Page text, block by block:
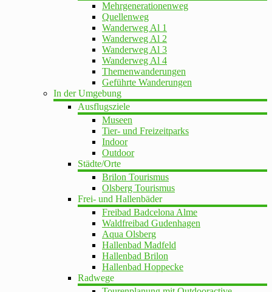
Mehrgenerationenweg
Quellenweg
Wanderweg Al 1
Wanderweg Al 2
Wanderweg Al 3
Wanderweg Al 4
Themenwanderungen
Geführte Wanderungen
In der Umgebung
Ausflugsziele
Museen
Tier- und Freizeitparks
Indoor
Outdoor
Städte/Orte
Brilon Tourismus
Olsberg Tourismus
Frei- und Hallenbäder
Freibad Badcelona Alme
Waldfreibad Gudenhagen
Aqua Olsberg
Hallenbad Madfeld
Hallenbad Brilon
Hallenbad Hoppecke
Radwege